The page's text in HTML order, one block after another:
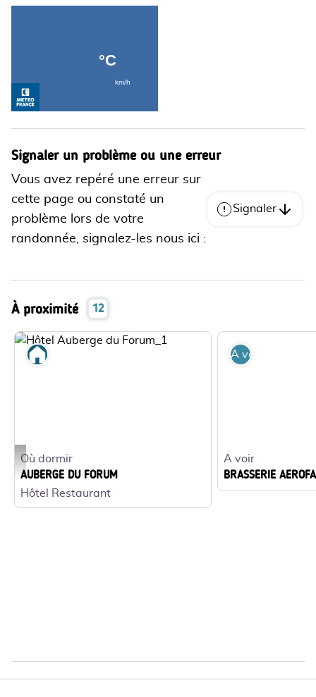
Signaler un problème ou une erreur
Vous avez repéré une erreur sur
cette page ou constaté un
problème lors de votre
randonnée, signalez-les nous ici :
Signaler
À proximité 12
Hôtel Auberge du Forum_1 - Hôtel Auberge du Forum
Où dormir
AUBERGE DU FORUM
Hôtel Restaurant
A voir
A voir
BRASSERIE